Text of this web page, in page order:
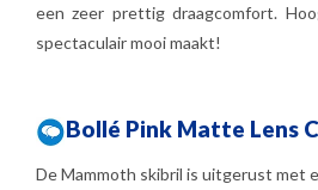
een zeer prettig draagcomfort.
spectaculair mooi maakt!
Bollé Pink Matte Lens
De Mammoth skibril is uitgerust met